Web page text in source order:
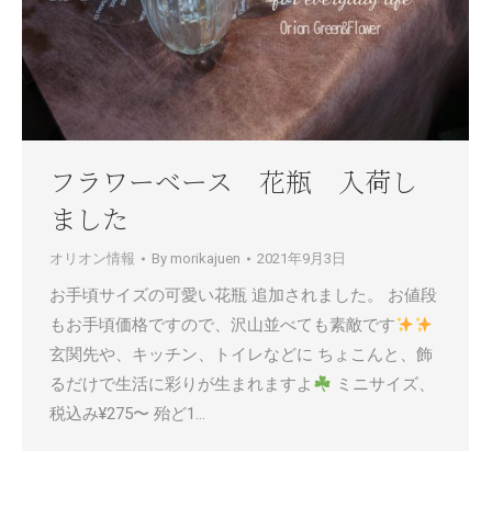
フラワーベース 花瓶 入荷し
ました
オリオン情報 By morikajuen 2021年9月3日
お手頃サイズの可愛い花瓶 追加されました。 お値段
もお手頃価格ですので、沢山並べても素敵です
玄関先や、キッチン、トイレなどに ちょこんと、飾
るだけで生活に彩りが生まれますよ
ミニサイズ、
税込み¥275〜 殆ど1…